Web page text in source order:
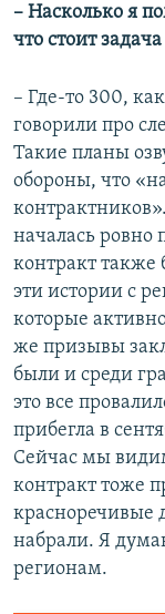
– Насколько я
что стоит
– Где-то 300,
говорили про
Такие планы
обороны, что
началась ровно
контракт также
эти истории с
которые
же призывы
были и среди
это все
прибегла в
Сейчас мы
контракт тоже
красноречивые
набрали. Я
регионам.